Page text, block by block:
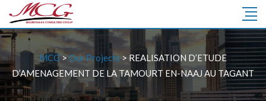
MCG>Our Projects > REALISATION D’ETUDE
D’AMENAGEMENT DE LA TAMOURT EN-NAAJ AU TAGANT